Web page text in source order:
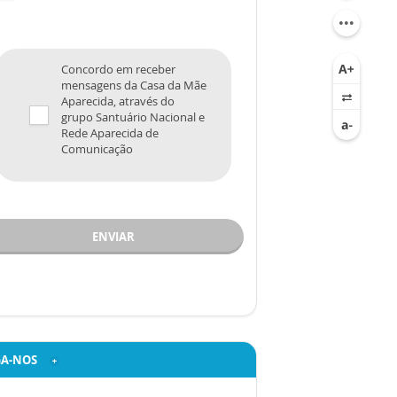
Concordo em receber
mensagens da Casa da Mãe
Aparecida, através do
grupo Santuário Nacional e
Rede Aparecida de
Comunicação
ENVIAR
NOS